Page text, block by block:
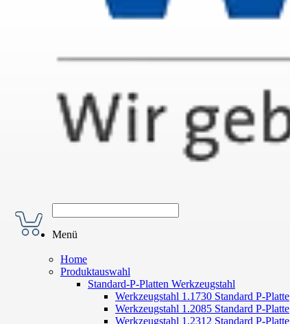
Menü
Home
Produktauswahl
Standard-P-Platten Werkzeugstahl
Werkzeugstahl 1.1730 Standard P-Platte
Werkzeugstahl 1.2085 Standard P-Platte
Werkzeugstahl 1.2312 Standard P-Platte